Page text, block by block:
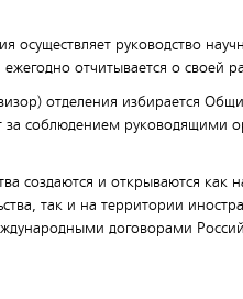
осуществляет руководство
отчитывается о своей
отделения избирается
за соблюдением руководящими
создаются и открываются
так и на территории
договорами